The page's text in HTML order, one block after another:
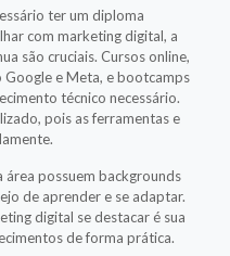
ter um diploma
com marketing digital, a
são cruciais. Cursos online,
e Meta, e bootcamps
técnico necessário.
pois as ferramentas e
área possuem backgrounds
de aprender e se adaptar.
digital se destacar é sua
de forma prática.